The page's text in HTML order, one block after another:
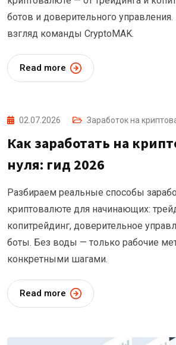
ботов и доверительного
взгляд команды CryptoMAK.
Read more
02.07.2026 Заработок на
Как заработать на
нуля: гид 2026
Разбираем реальные способы
криптовалюте для начинающих:
копитрейдинг, доверительное
боты. Без воды — только рабочие
конкретными шагами.
Read more